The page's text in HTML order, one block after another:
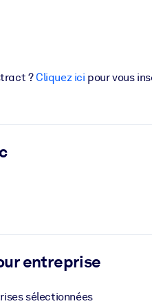
et concises dans votre
des connaissances fiables et
? Cliquez ici pour vous
entreprise
sélectionnées